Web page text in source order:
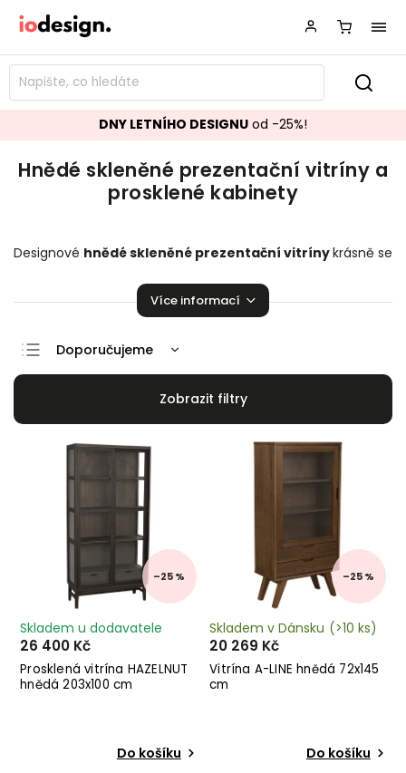
DNY LETNÍHO DESIGNU od -25%!
Hnědé skleněné prezentační vitríny a
prosklené kabinety
Designové hnědé skleněné prezentační vitrínykrásně se
které zaručeně pozvednou úroveň vaší domácnosti!
Více informací
Doporučujeme
Nejlevnější
–25 %
Prosklená vitrína HAZELNUT
hnědá 203x100 cm
Skladem u dodavatele
26 400 Kč
Do košíku
–25 %
Vitrína A-LINE hnědá 72x145
cm
Skladem v Dánsku (>10 ks)
20 269 Kč
Do košíku